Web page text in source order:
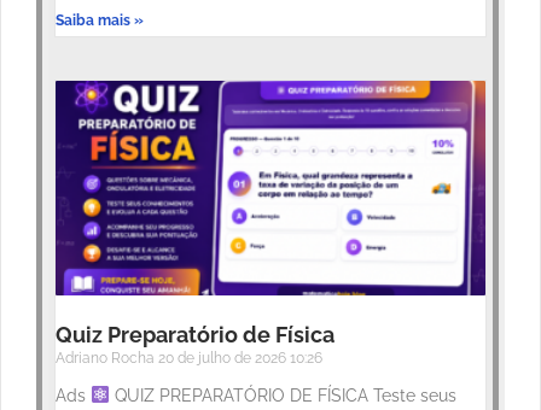
Saiba mais »
Quiz Preparatório de Física
Adriano Rocha 20 de julho de 2026 10:26
Ads
QUIZ PREPARATÓRIO DE FÍSICA Teste seus